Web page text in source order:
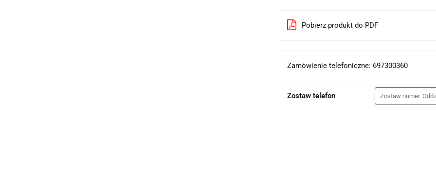
Pobierz produkt do PDF
Zamówienie telefoniczne: 697300360
Zostaw telefon